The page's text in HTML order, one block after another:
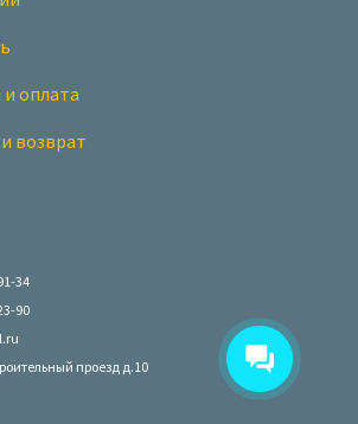
оплата
возврат
34
90
проезд д.10